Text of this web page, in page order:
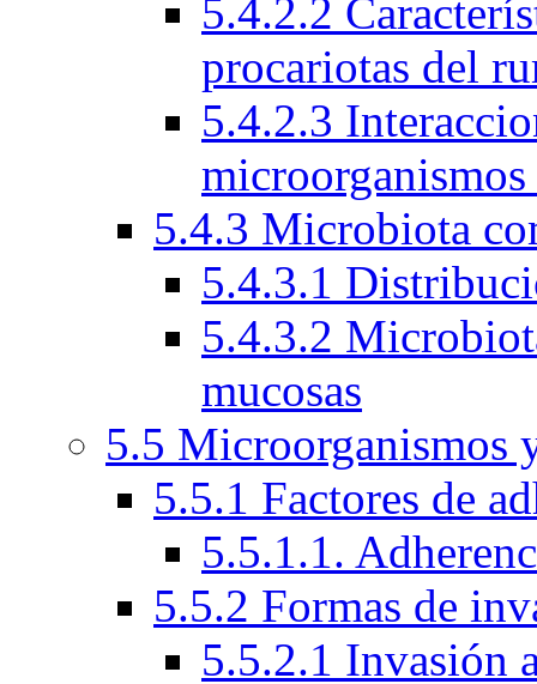
5.4.2.2
procariotas del
5.4.2.3
5.4.3 Microbiota
5.4.3.1
5.4.3.2
mucosas
5.5 Microorganismos
5.5.1 Factores de
5.5.1.1.
5.5.2 Formas de
5.5.2.1 Invasión